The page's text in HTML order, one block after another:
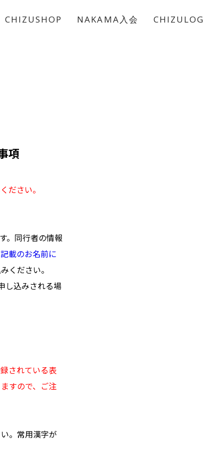
CHIZUSHOP NAKAMA入会 CHIZULOG
項
ださい。
。同行者の情報
記載のお名前に
ください。
し込みされる場
されている表
すので、ご注
。常用漢字が